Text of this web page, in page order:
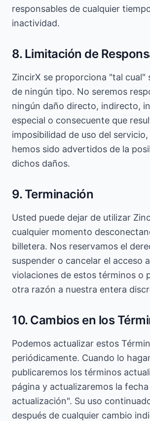
responsables de cualquier
inactividad.
8. Limitación de
ZincirX se proporciona "tal cual"
de ningún tipo. No seremos
ningún daño directo, indirecto,
especial o consecuente que
imposibilidad de uso del
hemos sido advertidos de la
dichos daños.
9. Terminación
Usted puede dejar de utilizar
cualquier momento
billetera. Nos reservamos el
suspender o cancelar el acceso
violaciones de estos términos o
otra razón a nuestra entera
10. Cambios en los
Podemos actualizar estos
periódicamente. Cuando lo
publicaremos los términos
página y actualizaremos la
actualización". Su uso
después de cualquier cambio